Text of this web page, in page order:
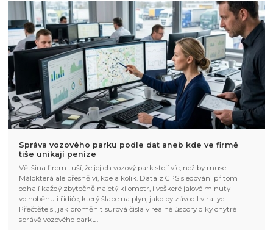
Správa vozového parku podle dat aneb kde ve firmě
tiše unikají peníze
Většina firem tuší, že jejich vozový park stojí víc, než by musel.
Málokterá ale přesně ví, kde a kolik. Data z GPS sledování přitom
odhalí každý zbytečně najetý kilometr, i veškeré jalové minuty
volnoběhu i řidiče, který šlape na plyn, jako by závodil v rallye.
Přečtěte si, jak proměnit surová čísla v reálné úspory díky chytré
správě vozového parku.